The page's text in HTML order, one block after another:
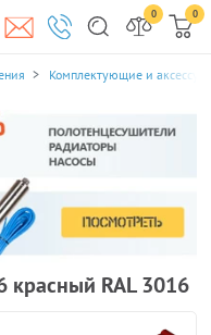
0 0
Комплектующие и
RAL 3016